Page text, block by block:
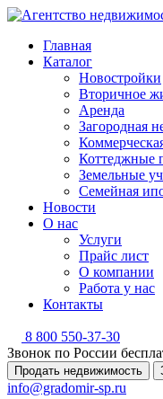
Главная
Каталог
Новостройки
Вторичное
Аренда
Загородная
Коттеджные
Земельные
Семейная
Новости
О нас
Услуги
Прайс лист
О компании
Работа у нас
Контакты
8 800 550-37-30
Звонок по России
Продать недвижимость
info@gradomir-sp.ru